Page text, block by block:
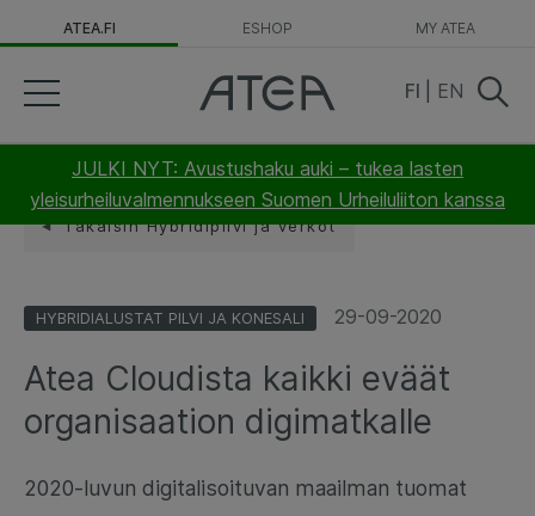
ATEA.FI ESHOP MY ATEA
JULKI NYT: Avustushaku auki – tukea lasten
yleisurheiluvalmennukseen Suomen Urheiluliiton kanssa
FI EN
Takaisin Hybridipilvi ja verkot
HYBRIDIALUSTAT PILVI JA KONESALI 29-09-2020
Atea Cloudista kaikki eväät
organisaation digimatkalle
2020-luvun digitalisoituvan maailman tuomat